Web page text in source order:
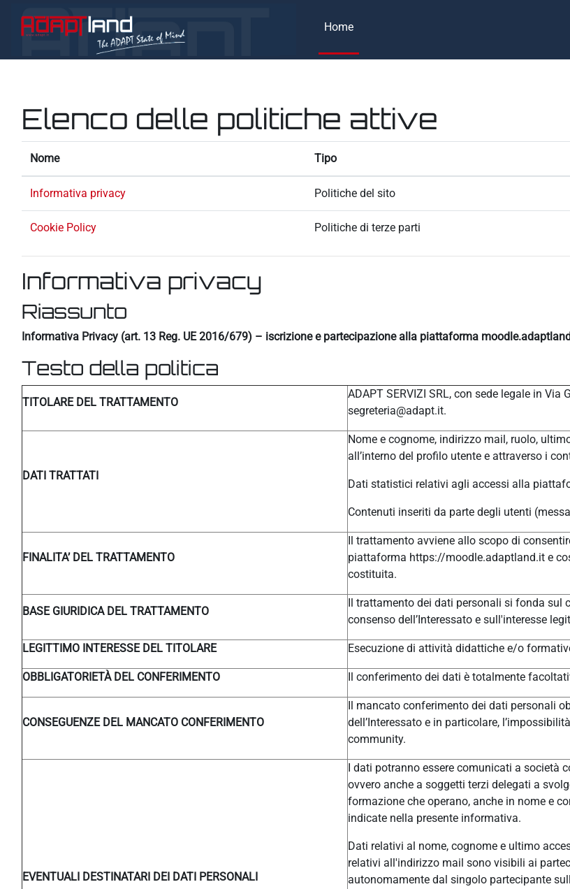
Home
Elenco delle politiche attive
Nome Tipo
Informativa privacy Politiche del sito
Cookie Policy Politiche di terze parti
Informativa privacy
Riassunto
Informativa Privacy (art. 13 Reg. UE 2016/679) – iscrizione e partecipazione alla piattaforma
Testo della politica
TITOLARE DEL TRATTAMENTO
ADAPT SERVIZI SRL, con sede legale in
segreteria@adapt.it.
DATI TRATTATI
Nome e cognome, indirizzo mail, ruolo,
all’interno del profilo utente e attraverso i
Dati statistici relativi agli accessi alla
Contenuti inseriti da parte degli utenti
FINALITA’ DEL TRATTAMENTO
Il trattamento avviene allo scopo di
piattaforma https://moodle.adaptland.it e
costituita.
BASE GIURIDICA DEL TRATTAMENTO
Il trattamento dei dati personali si fonda sul
consenso dell’Interessato e sull'interesse
LEGITTIMO INTERESSE DEL TITOLARE Esecuzione di attività didattiche e/o
OBBLIGATORIETÀ DEL CONFERIMENTO Il conferimento dei dati è totalmente
CONSEGUENZE DEL MANCATO CONFERIMENTO
Il mancato conferimento dei dati personali
dell’Interessato e in particolare,
community.
EVENTUALI DESTINATARI DEI DATI PERSONALI
I dati potranno essere comunicati a società
ovvero anche a soggetti terzi delegati a
formazione che operano, anche in nome e
indicate nella presente informativa.
Dati relativi al nome, cognome e ultimo
relativi all'indirizzo mail sono visibili ai
autonomamente dal singolo partecipante